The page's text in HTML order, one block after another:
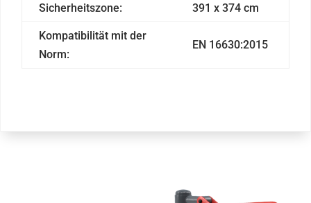
Sicherheitszone: 391 x 374 cm
Kompatibilität mit der
Norm:
EN 16630:2015